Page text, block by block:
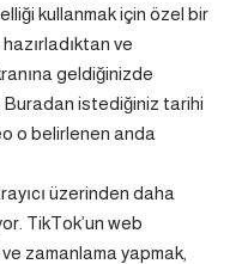
kullanmak için özel bir
ve
geldiğinizde
istediğiniz tarihi
o belirlenen anda
üzerinden daha
TikTok’un web
zamanlama yapmak,